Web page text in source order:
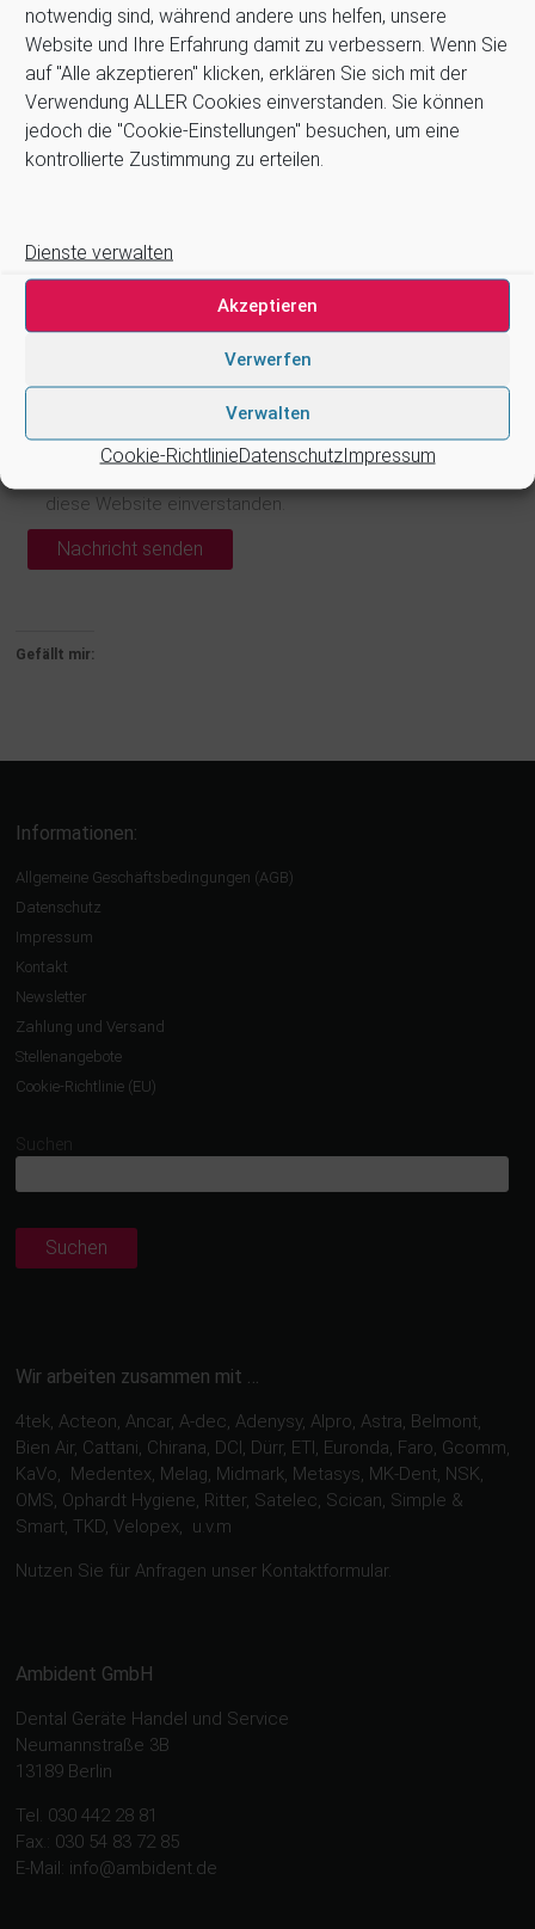
notwendig sind, während andere uns helfen, unsere
Website und Ihre Erfahrung damit zu verbessern. Wenn Sie
auf "Alle akzeptieren" klicken, erklären Sie sich mit der
Verwendung ALLER Cookies einverstanden. Sie können
jedoch die "Cookie-Einstellungen" besuchen, um eine
kontrollierte Zustimmung zu erteilen.
Dienste verwalten
Akzeptieren
Verwerfen
Verwalten
Cookie-RichtlinieDatenschutzImpressum
Bitte lasse dieses Feld leer.
Ihre Nachricht
Mit der Nutzung dieses Formulars erklären Sie sich
diese Website einverstanden.
Gefällt mir:
Informationen:
Allgemeine Geschäftsbedingungen (AGB)
Datenschutz
Impressum
Kontakt
Newsletter
Zahlung und Versand
Stellenangebote
Cookie-Richtlinie (EU)
Suchen
Wir arbeiten zusammen mit …
4tek, Acteon, Ancar, A-dec, Adenysy, Alpro, Astra, Belmont,
Bien Air, Cattani, Chirana, DCI, Dürr, ETI, Euronda, Faro, Gcomm,
KaVo, Medentex, Melag, Midmark, Metasys, MK-Dent, NSK,
OMS, Ophardt Hygiene, Ritter, Satelec, Scican, Simple &
Smart, TKD, Velopex, u.v.m
Nutzen Sie für Anfragen unser Kontaktformular.
Ambident GmbH
Dental Geräte Handel und Service
Neumannstraße 3B
13189 Berlin
Tel. 030 442 28 81
Fax.: 030 54 83 72 85
E-Mail: info@ambident.de